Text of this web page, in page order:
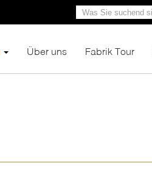
Über uns Fabrik Tour